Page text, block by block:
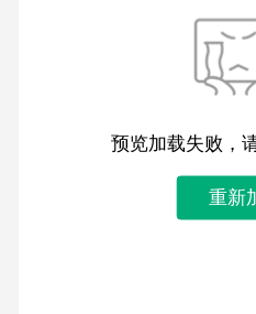
预览加载失败，
重新